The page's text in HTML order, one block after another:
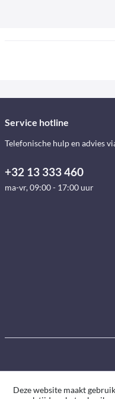
Service hotline
Telefonische hulp en advies
+32 13 333 460
ma-vr, 09:00 - 17:00 uur
Deze website maakt